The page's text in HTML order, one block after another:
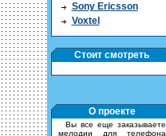
Sony Ericsson
Voxtel
Стоит смотреть
О проекте
Вы все еще заказываете
мелодии для телефона